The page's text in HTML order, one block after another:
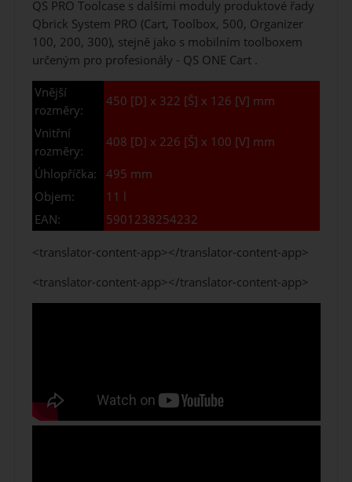
QS PRO Toolcase s dalšími moduly produktové řady
Qbrick System PRO (Cart, Toolbox, 500, Organizer
100, 200, 300), stejně jako s mobilním toolboxem
určeným pro profesionály - QS ONE Cart .
Vnější
rozměry:
450 [D] x 322 [Š] x 126 [V] mm
Vnitřní
rozměry:
408 [D] x 226 [Š] x 100 [V] mm
Úhlopříčka:
495 mm
Objem:
11 l
EAN:
5901238254232
<translator-content-app></translator-content-app>
<translator-content-app></translator-content-app>